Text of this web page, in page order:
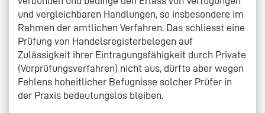
und vergleichbaren Handlungen, so insbesondere im
Rahmen der amtlichen Verfahren. Das schliesst eine
Prüfung von Handelsregisterbelegen auf
Zulässigkeit ihrer Eintragungsfähigkeit durch Private
(Vorprüfungsverfahren) nicht aus, dürfte aber wegen
Fehlens hoheitlicher Befugnisse solcher Prüfer in
der Praxis bedeutungslos bleiben.